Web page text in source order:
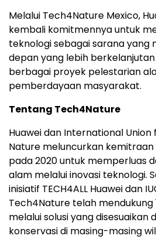
Melalui Tech4Nature Mexico,
kembali komitmennya untuk
teknologi sebagai sarana yang
depan yang lebih
berbagai proyek pelestarian
pemberdayaan masyarakat.
Tentang Tech4Nature
Huawei dan International
Nature meluncurkan
pada 2020 untuk memperluas
alam melalui inovasi teknologi.
inisiatif TECH4ALL Huawei dan
Tech4Nature telah mendukung
melalui solusi yang
konservasi di masing-masing